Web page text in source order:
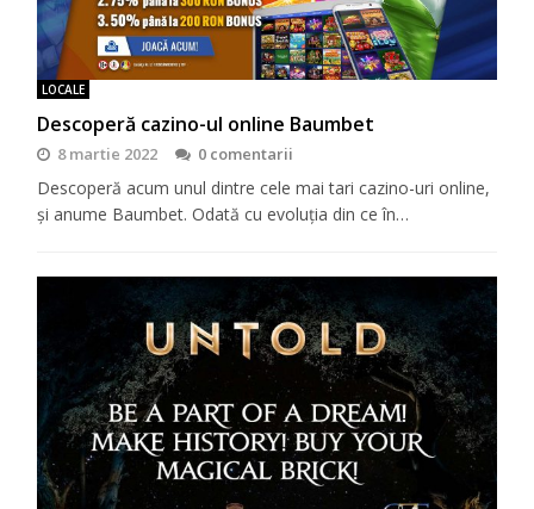
LOCALE
Descoperă cazino-ul online Baumbet
8 martie 2022 0 comentarii
Descoperă acum unul dintre cele mai tari cazino-uri online,
şi anume Baumbet. Odată cu evoluţia din ce în…